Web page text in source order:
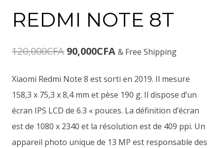
REDMI NOTE 8T
120,000CFA Le
initial
était :
120,000CFA.
90,000CFALe
actuel
est :
90,000CFA.
& Free Shipping
Xiaomi Redmi Note 8 est sorti en 2019. Il mesure
158,3 x 75,3 x 8,4 mm et pèse 190 g. Il dispose d’un
écran IPS LCD de 6.3 « pouces. La définition d’écran
est de 1080 x 2340 et la résolution est de 409 ppi. Un
appareil photo unique de 13 MP est responsable des